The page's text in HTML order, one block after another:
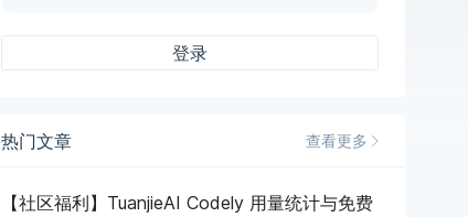
登录
热门文章 查看更多
【社区福利】TuanjieAI Codely 用量统计与免费